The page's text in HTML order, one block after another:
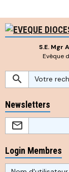
S.E. Mgr
Evêque
Newsletters
Login Membres